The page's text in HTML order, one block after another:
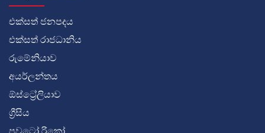
එක්සත් ජනපදය
එක්සත් රාජධානිය
රුමේනියාව
අයර්ලන්තය
ඕස්ට්‍රේලියාව
ග්‍රීසිය